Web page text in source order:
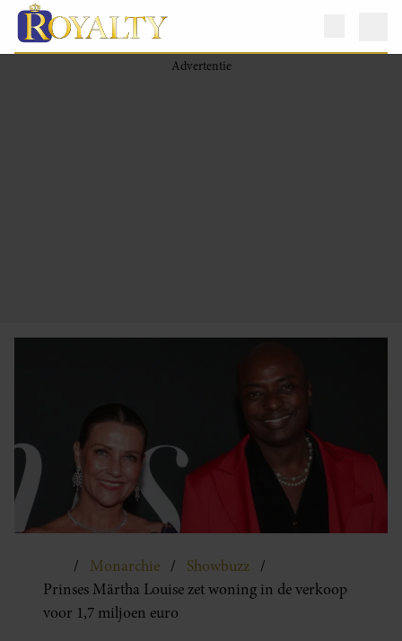
Monarchie
Showbuzz
Prinses Märtha Louise zet woning in de verkoop
voor 1,7 miljoen euro